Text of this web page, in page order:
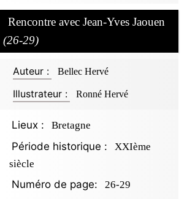
Rencontre avec Jean-Yves Jaouen
(26-29)
Auteur : Bellec Hervé
Illustrateur : Ronné Hervé
Lieux : Bretagne
Période historique :
XXIème
siècle
Numéro de page: 26-29